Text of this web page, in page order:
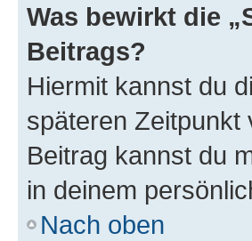
Was bewirkt die
Beitrags?
Hiermit kannst du
späteren Zeitpunkt
Beitrag kannst du
in deinem
Nach oben